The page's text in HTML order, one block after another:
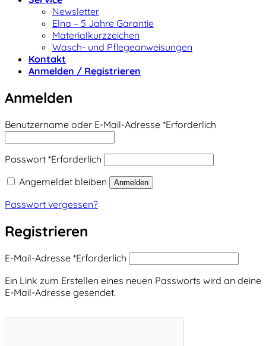
Newsletter
Elna – 5 Jahre Garantie
Materialkurzzeichen
Wasch- und Pflegeanweisungen
Kontakt
Anmelden / Registrieren
Anmelden
Benutzername oder E-Mail-Adresse *Erforderlich
Passwort *Erforderlich
Angemeldet bleiben
Anmelden
Passwort vergessen?
Registrieren
E-Mail-Adresse *Erforderlich
Ein Link zum Erstellen eines neuen Passworts wird an deine
E-Mail-Adresse gesendet.